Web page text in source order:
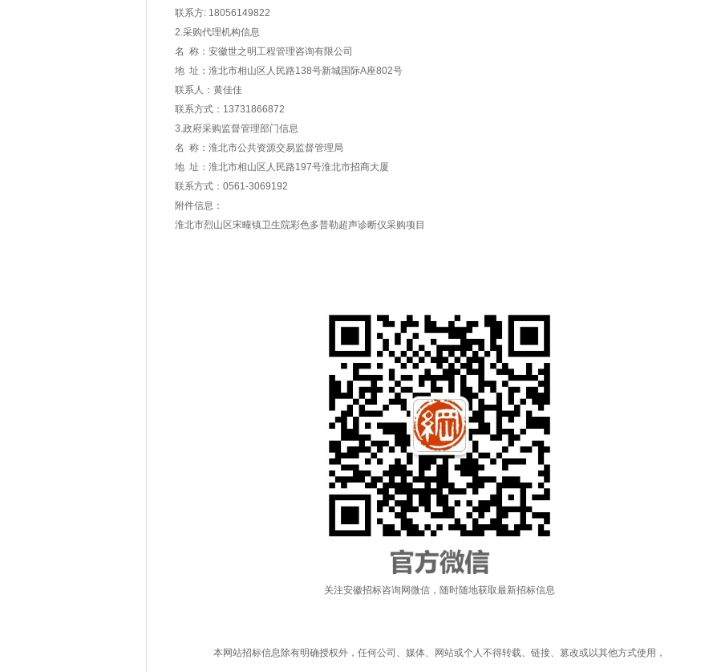
联系方: 18056149822
2.采购代理机构信息
名 称：安徽世之明工程管理咨询有限公司
地 址：淮北市相山区人民路138号新城国际A座802号
联系人：黄佳佳
联系方式：13731866872
3.政府采购监督管理部门信息
名 称：淮北市公共资源交易监督管理局
地 址：淮北市相山区人民路197号淮北市招商大厦
联系方式：0561-3069192
附件信息：
淮北市烈山区宋疃镇卫生院彩色多普勒超声诊断仪采购项目
关注安徽招标咨询网微信，随时随地获取最新招标信息
本网站招标信息除有明确授权外，任何公司、媒体、网站或个人不得转载、链接、篡改或以其他方式使用，